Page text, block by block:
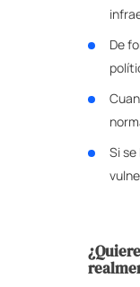
De
Si